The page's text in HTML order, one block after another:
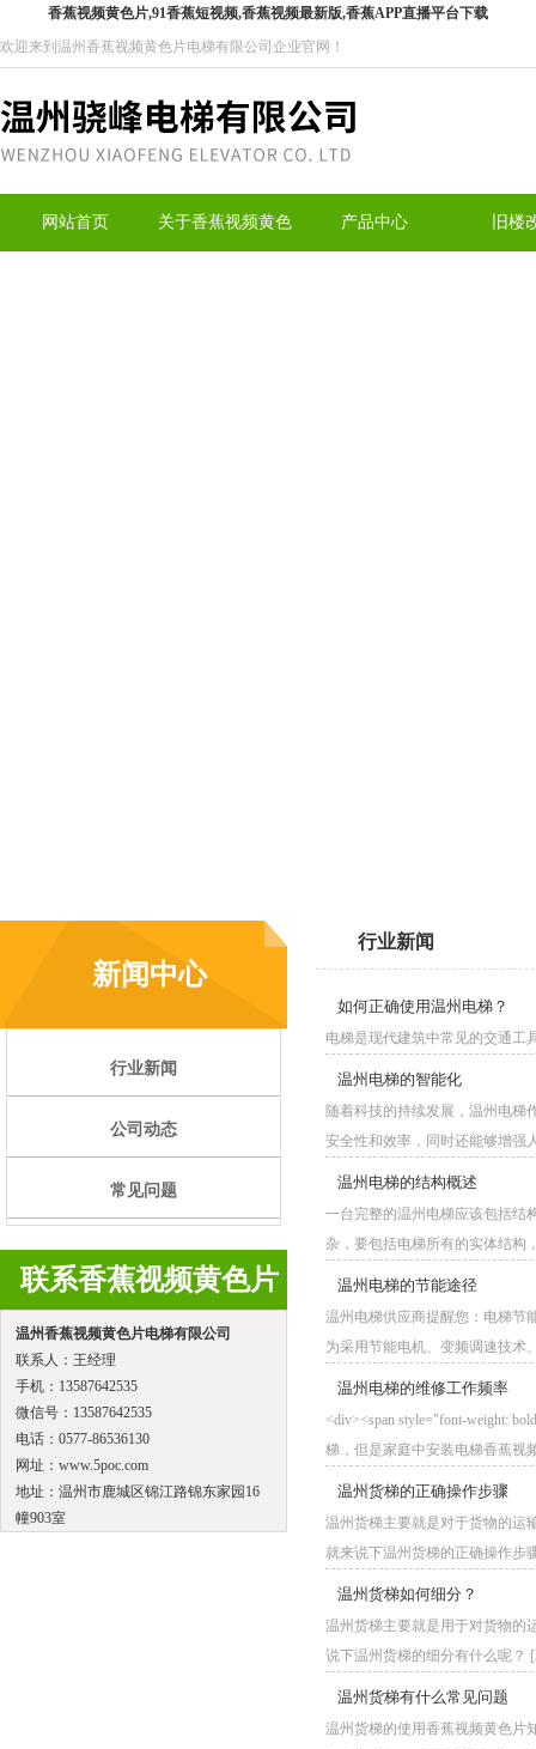
香蕉视频黄色片,91香蕉短视频,香蕉视频最新版,香蕉APP直播平台下载
欢迎来到温州香蕉视频黄色片电梯有限公司企业官网！
网站首页 关于香蕉视频黄色 产品中心 旧楼
新闻中心
行业新闻
公司动态
常见问题
联系香蕉视频黄色片
温州香蕉视频黄色片电梯有限公司
联系人：王经理
手机：13587642535
微信号：13587642535
电话：0577-86536130
网址：www.5poc.com
地址：温州市鹿城区锦江路锦东家园16
幢903室
行业新闻
如何正确使用温州电梯？
电梯是现代建筑中常见的交通工具
温州电梯的智能化
随着科技的持续发展，温州
安全性和效率，同时还能够增强
温州电梯的结构概述
一台完整的温州电梯应该包括结
杂，要包括电梯所有的实体结构
温州电梯的节能途径
温州电梯供应商提醒您：电梯
为采用节能电机、变频调速技术
温州电梯的维修工作频率
<div><span style="font-weight:
梯，但是家庭中安装电梯香蕉
温州货梯的正确操作步骤
温州货梯主要就是对于货物的运输
就来说下温州货梯的正确操作步骤
温州货梯如何细分？
温州货梯主要就是用于对货物的运
说下温州货梯的细分有什么呢？
温州货梯有什么常见问题
温州货梯的使用香蕉视频黄色片知